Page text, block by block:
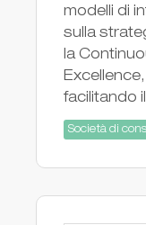
modelli di
sulla
la
facilitando
Società di